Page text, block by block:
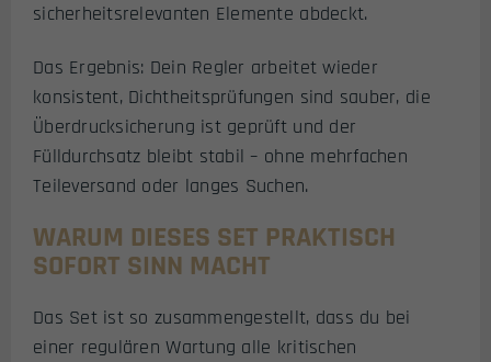
sicherheitsrelevanten Elemente abdeckt.
Das Ergebnis: Dein Regler arbeitet wieder
konsistent, Dichtheitsprüfungen sind sauber, die
Überdrucksicherung ist geprüft und der
Fülldurchsatz bleibt stabil – ohne mehrfachen
Teileversand oder langes Suchen.
WARUM DIESES SET PRAKTISCH
SOFORT SINN MACHT
Das Set ist so zusammengestellt, dass du bei
einer regulären Wartung alle kritischen